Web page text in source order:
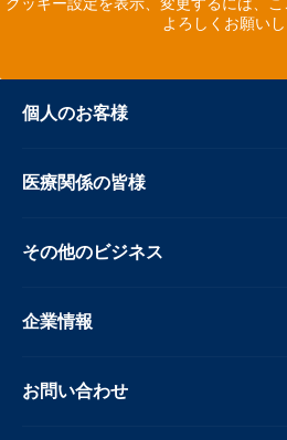
クッキー設定を表示、変更するには、
よろしくお願いし
個人のお客様
医療関係の皆様
その他のビジネス
企業情報
お問い合わせ